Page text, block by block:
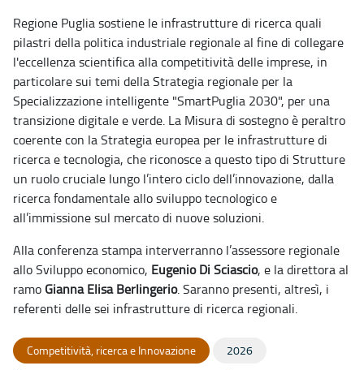
Regione Puglia sostiene le infrastrutture di ricerca quali
pilastri della politica industriale regionale al fine di collegare
l'eccellenza scientifica alla competitività delle imprese, in
particolare sui temi della Strategia regionale per la
Specializzazione intelligente "SmartPuglia 2030", per una
transizione digitale e verde. La Misura di sostegno è peraltro
coerente con la Strategia europea per le infrastrutture di
ricerca e tecnologia, che riconosce a questo tipo di Strutture
un ruolo cruciale lungo l’intero ciclo dell’innovazione, dalla
ricerca fondamentale allo sviluppo tecnologico e
all’immissione sul mercato di nuove soluzioni.
Alla conferenza stampa interverranno l’assessore regionale
allo Sviluppo economico, Eugenio Di Sciascio, e la direttora al
ramo Gianna Elisa Berlingerio. Saranno presenti, altresì, i
referenti delle sei infrastrutture di ricerca regionali.
Competitività, ricerca e Innovazione 2026